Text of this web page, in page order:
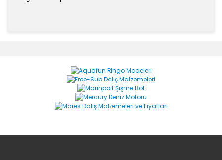
Yorum Yaz
Ürün resmi kalitesiz, bozuk veya görüntülenemiyor.
Ürün açıklamasında eksik bilgiler bulunuyor.
Ürün bilgilerinde hatalar bulunuyor.